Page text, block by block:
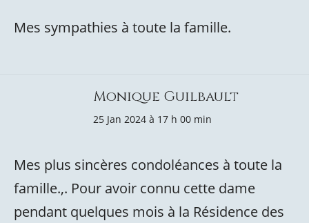
Mes sympathies à toute la famille.
Monique Guilbault
25 Jan 2024 à 17 h 00 min
Mes plus sincères condoléances à toute la
famille.,. Pour avoir connu cette dame
pendant quelques mois à la Résidence des